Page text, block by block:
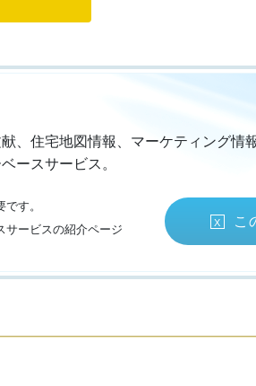
、住宅地図情報、マーケティング情
ースサービス。
す。
サービスの紹介ページ
こ